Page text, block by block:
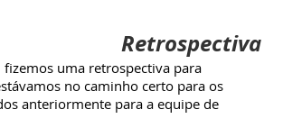
Retrospectiva
uma retrospectiva para
no caminho certo para os
anteriormente para a equipe de